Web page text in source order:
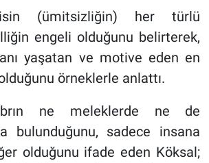
(ümitsizliğin) her türlü
engeli olduğunu belirterek,
yaşatan ve motive eden en
örneklerle anlattı.
ne meleklerde ne de
bulunduğunu, sadece insana
olduğunu ifade eden Köksal;